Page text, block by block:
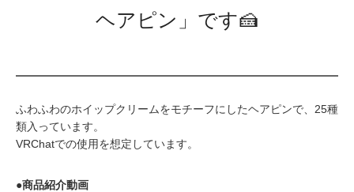
ヘアピン」です🍰
ふわふわのホイップクリームをモチーフにしたヘアピンで、25種
類入っています。
VRChatでの使用を想定しています。
●商品紹介動画